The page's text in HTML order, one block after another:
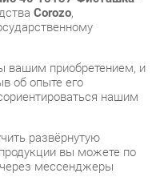
мессенджеры
между собой в
Corozo Corozo
забрав его с
Полный
на странице